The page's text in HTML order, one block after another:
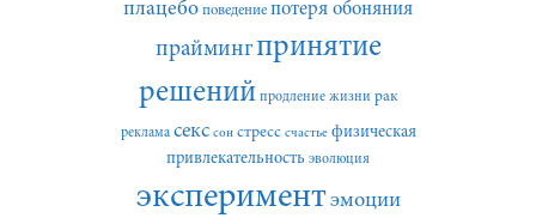
плацебо поведение потеря обоняния
праймингпринятие
решений продление жизни рак
реклама секс сон стресс счастье физическая
привлекательность эволюция
экспериментэмоции